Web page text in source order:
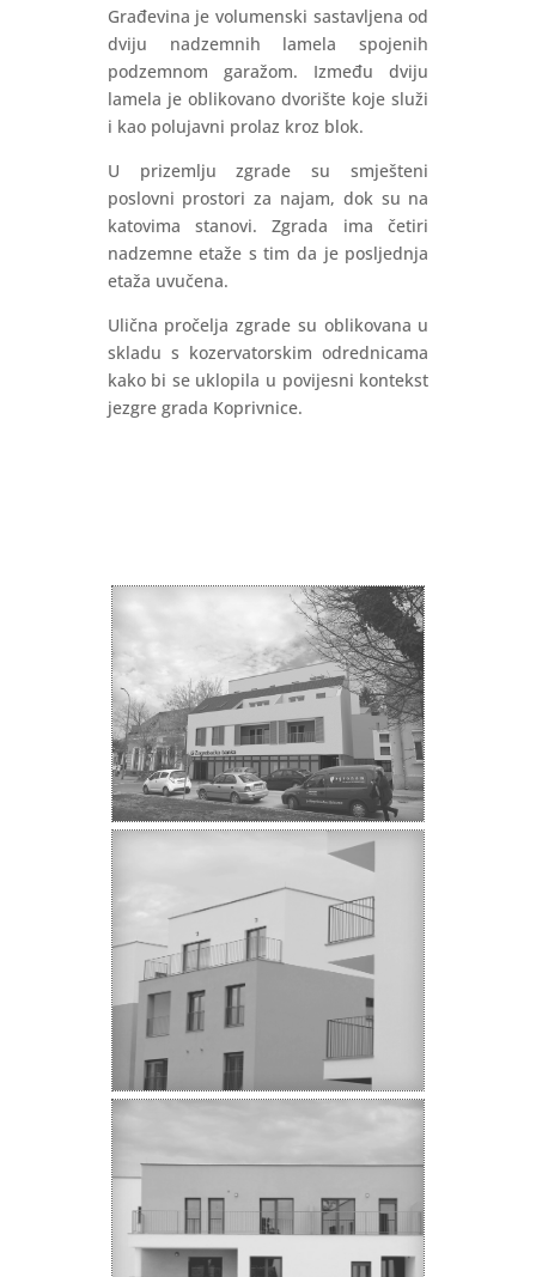
Građevina je volumenski sastavljena od
dviju nadzemnih lamela spojenih
podzemnom garažom. Između dviju
lamela je oblikovano dvorište koje služi
i kao polujavni prolaz kroz blok.
U prizemlju zgrade su smješteni
poslovni prostori za najam, dok su na
katovima stanovi. Zgrada ima četiri
nadzemne etaže s tim da je posljednja
etaža uvučena.
Ulična pročelja zgrade su oblikovana u
skladu s kozervatorskim odrednicama
kako bi se uklopila u povijesni kontekst
jezgre grada Koprivnice.